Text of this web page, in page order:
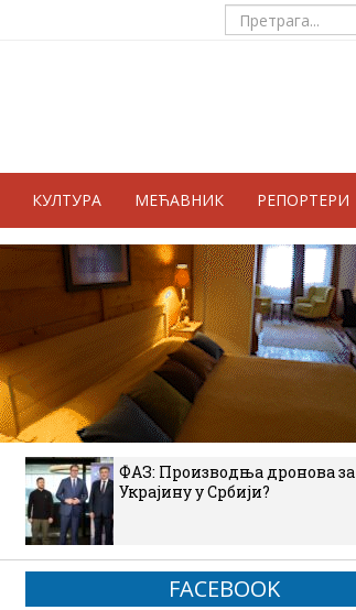
КУЛТУРА МЕЋАВНИК РЕПОРТЕРИ
ФАЗ: Производња дронова за
Украјину у Србији?
FACEBOOK